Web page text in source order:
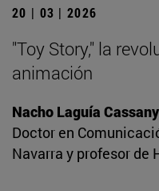
20 | 03 | 2026
"Toy Story," la
animación
Nacho Laguía Cassany
Doctor en
Navarra y profesor de